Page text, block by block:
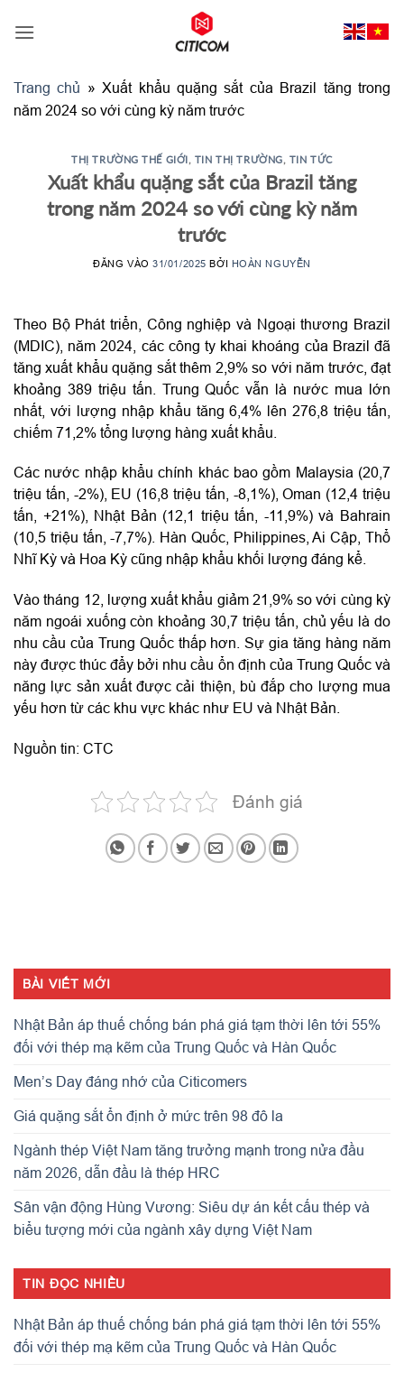
qua
Trang chủ »Xuất khẩu quặng sắt của Brazil tăng trong
năm 2024 so với cùng kỳ năm trước
THỊ TRƯỜNG THẾ GIỚI, TIN THỊ TRƯỜNG, TIN TỨC
Xuất khẩu quặng sắt của Brazil tăng
trong năm 2024 so với cùng kỳ năm
trước
ĐĂNG VÀO31/01/2025 BỞI HOÀN NGUYỄN
Theo Bộ Phát triển, Công nghiệp và Ngoại thương Brazil
(MDIC), năm 2024, các công ty khai khoáng của Brazil đã
tăng xuất khẩu quặng sắt thêm 2,9% so với năm trước, đạt
khoảng 389 triệu tấn. Trung Quốc vẫn là nước mua lớn
nhất, với lượng nhập khẩu tăng 6,4% lên 276,8 triệu tấn,
chiếm 71,2% tổng lượng hàng xuất khẩu.
Các nước nhập khẩu chính khác bao gồm Malaysia (20,7
triệu tấn, -2%), EU (16,8 triệu tấn, -8,1%), Oman (12,4 triệu
tấn, +21%), Nhật Bản (12,1 triệu tấn, -11,9%) và Bahrain
(10,5 triệu tấn, -7,7%). Hàn Quốc, Philippines, Ai Cập, Thổ
Nhĩ Kỳ và Hoa Kỳ cũng nhập khẩu khối lượng đáng kể.
Vào tháng 12, lượng xuất khẩu giảm 21,9% so với cùng kỳ
năm ngoái xuống còn khoảng 30,7 triệu tấn, chủ yếu là do
nhu cầu của Trung Quốc thấp hơn. Sự gia tăng hàng năm
này được thúc đẩy bởi nhu cầu ổn định của Trung Quốc và
năng lực sản xuất được cải thiện, bù đắp cho lượng mua
yếu hơn từ các khu vực khác như EU và Nhật Bản.
Nguồn tin: CTC
Đánh giá
BÀI VIẾT MỚI
Nhật Bản áp thuế chống bán phá giá tạm thời lên tới 55%
đối với thép mạ kẽm của Trung Quốc và Hàn Quốc
Men’s Day đáng nhớ của Citicomers
Giá quặng sắt ổn định ở mức trên 98 đô la
Ngành thép Việt Nam tăng trưởng mạnh trong nửa đầu
năm 2026, dẫn đầu là thép HRC
Sân vận động Hùng Vương: Siêu dự án kết cấu thép và
biểu tượng mới của ngành xây dựng Việt Nam
TIN ĐỌC NHIỀU
Nhật Bản áp thuế chống bán phá giá tạm thời lên tới 55%
đối với thép mạ kẽm của Trung Quốc và Hàn Quốc